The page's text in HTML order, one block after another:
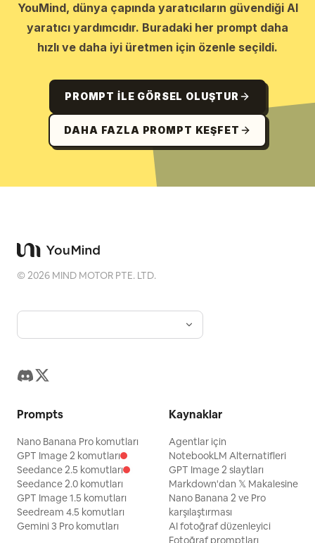
YouMind, dünya çapında yaratıcıların güvendiği AI
yaratıcı yardımcıdır. Buradaki her prompt daha
hızlı ve daha iyi üretmen için özenle seçildi.
PROMPT ILE GÖRSEL OLUŞTUR
DAHA FAZLA PROMPT KEŞFET
©2026 MIND MOTOR PTE. LTD.
Prompts
Nano Banana Pro komutları
GPT Image 2 komutları
Seedance 2.5 komutları
Seedance 2.0 komutları
GPT Image 1.5 komutları
Seedream 4.5 komutları
Gemini 3 Pro komutları
Kaynaklar
Agentlar için
NotebookLM Alternatifleri
GPT Image 2 slaytları
Markdown'dan 𝕏 Makalesine
Nano Banana 2 ve Pro
karşılaştırması
AI fotoğraf düzenleyici
Fotoğraf promptları